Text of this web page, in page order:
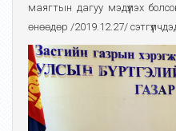
маягтын дагуу мэдүүлэх
өнөөдөр /2019.12.27/